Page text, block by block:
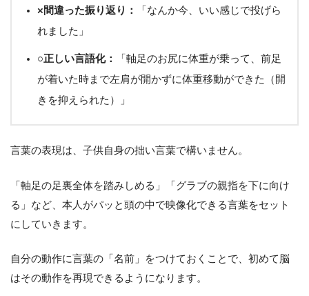
×間違った振り返り：
「なんか今、いい感じで投げら
れました」
○正しい言語化：
「軸足のお尻に体重が乗って、前足
が着いた時まで左肩が開かずに体重移動ができた（開
きを抑えられた）」
言葉の表現は、子供自身の拙い言葉で構いません。
「軸足の足裏全体を踏みしめる」「グラブの親指を下に向け
る」など、本人がパッと頭の中で映像化できる言葉をセット
にしていきます。
自分の動作に言葉の「名前」をつけておくことで、初めて脳
はその動作を再現できるようになります。